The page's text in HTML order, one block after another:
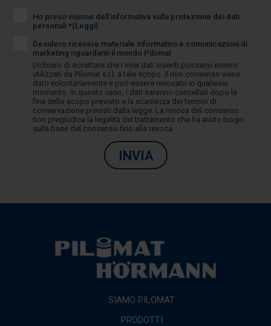
Ho preso visione dell’informativa sulla protezione dei dati
personali *(Leggi)
Desidero ricevere materiale informativo e comunicazioni di
marketing riguardanti il mondo Pilomat
Dichiaro di accettare che i miei dati inseriti possano essere
utilizzati da Pilomat s.r.l. a tale scopo. Il mio consenso viene
dato volontariamente e può essere revocato in qualsiasi
momento. In questo caso, i dati saranno cancellati dopo la
fine dello scopo previsto e la scadenza dei termini di
conservazione previsti dalla legge. La revoca del consenso
non pregiudica la legalità del trattamento che ha avuto luogo
sulla base del consenso fino alla revoca.
INVIA
SIAMO PILOMAT
PRODOTTI